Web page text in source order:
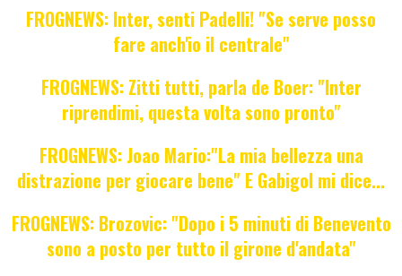
FROGNEWS: Inter, senti Padelli! "Se serve posso
fare anch'io il centrale"
FROGNEWS: Zitti tutti, parla de Boer: "Inter
riprendimi, questa volta sono pronto"
FROGNEWS: Joao Mario:"La mia bellezza una
distrazione per giocare bene" E Gabigol mi dice...
FROGNEWS: Brozovic: "Dopo i 5 minuti di Benevento
sono a posto per tutto il girone d'andata"